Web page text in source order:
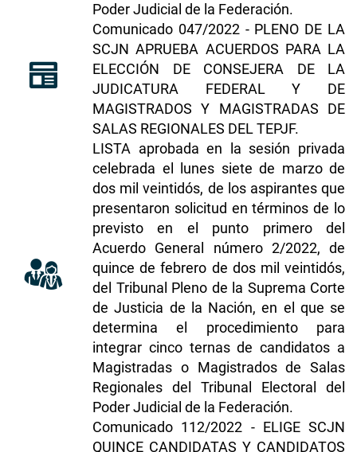
Poder Judicial de la Federación.
​​​Comunicado 047/2022 - PLENO DE LA
SCJN APRUEBA ACUERDOS PARA LA
ELECCIÓN DE CONSEJERA DE LA
JUDICATURA FEDERAL Y DE
MAGISTRADOS Y MAGISTRADAS DE
SALAS REGIONALES DEL TEPJF.
LISTA aprobada en la sesión privada
celebrada el lunes siete de marzo de
dos mil veintidós, de los aspirantes que
presentaron solicitud en términos de lo
previsto en el punto primero del
Acuerdo General número 2/2022, de
quince de febrero de dos mil veintidós,
del Tribunal Pleno de la Suprema Corte
de Justicia de la Nación, en el que se
determina el procedimiento para
integrar cinco ternas de candidatos a
Magistradas o Magistrados de Salas
Regionales del Tribunal Electoral del
Poder Judicial de la Federación.
​​​Comunicado 112/2022 - ELIGE SCJN
QUINCE CANDIDATAS Y CANDIDATOS